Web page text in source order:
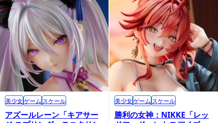
アズールレーン「キアサー
美少女ゲーム スケール
勝利の女神：NIKKE「レッ
美少女ゲーム スケール